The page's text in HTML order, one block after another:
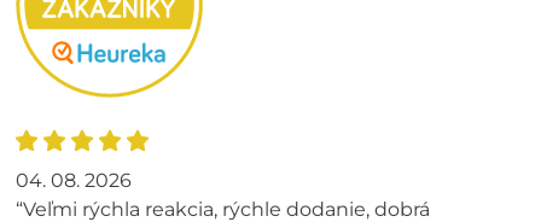
04. 08. 2026
“Veľmi rýchla reakcia, rýchle dodanie, dobrá